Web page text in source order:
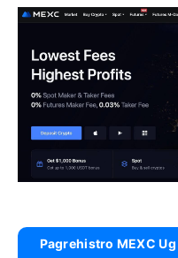
Pagrehistro MEXC